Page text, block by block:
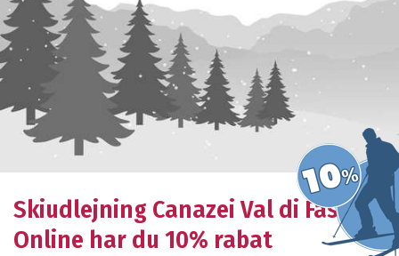
Skiudlejning Canazei Val di Fassa
Online har du 10% rabat